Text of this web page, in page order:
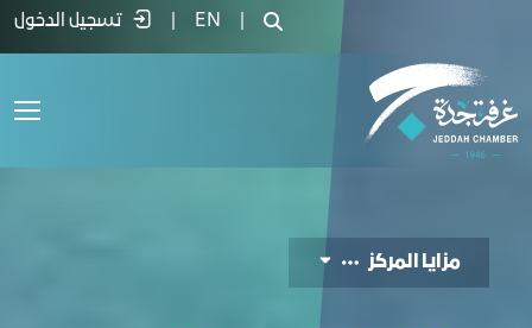
مزايا المركز - غرفة جدة EN تسجيل الدخول
مزايا المركز